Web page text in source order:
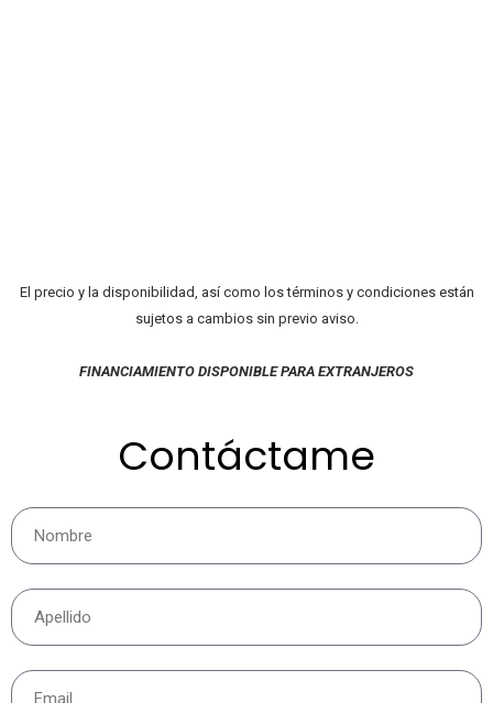
El precio y la disponibilidad, así como los términos y condiciones están
sujetos a cambios sin previo aviso.
FINANCIAMIENTO DISPONIBLE PARA EXTRANJEROS
Contáctame